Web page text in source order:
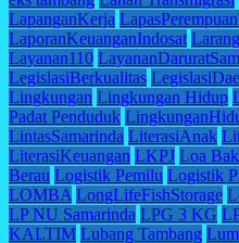
LapanganKerja
LaporanKeuanganIndosat
Layanan110
LegislasiBerkualitas
Lingkungan Lingkungan Hidup
Padat Penduduk
LintasSamarinda LiterasiAnak
LiterasiKeuangan LKPJ Loa
Berau Logistik Pemilu Logistik
LOMBA LongLifeFishStorage
LP NU Samarinda LPG 3 KG
KALTIM Lubang Tambang